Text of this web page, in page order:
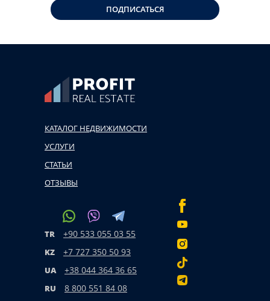
ПОДПИСАТЬСЯ
КАТАЛОГ НЕДВИЖИМОСТИ
УСЛУГИ
СТАТЬИ
ОТЗЫВЫ
TR +90 533 055 03 55
KZ +7 727 350 50 93
UA +38 044 364 36 65
RU 8 800 551 84 08